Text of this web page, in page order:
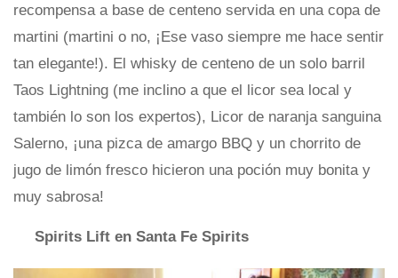
recompensa a base de centeno servida en una copa de
martini (martini o no, ¡Ese vaso siempre me hace sentir
tan elegante!). El whisky de centeno de un solo barril
Taos Lightning (me inclino a que el licor sea local y
también lo son los expertos), Licor de naranja sanguina
Salerno, ¡una pizca de amargo BBQ y un chorrito de
jugo de limón fresco hicieron una poción muy bonita y
muy sabrosa!
Spirits Lift en Santa Fe Spirits